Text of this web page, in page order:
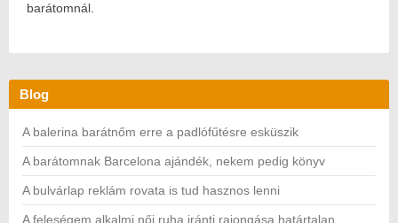
barátomnál.
Blog
A balerina barátnőm erre a padlófűtésre esküszik
A barátomnak Barcelona ajándék, nekem pedig könyv
A bulvárlap reklám rovata is tud hasznos lenni
A feleségem alkalmi női ruha iránti rajongása határtalan